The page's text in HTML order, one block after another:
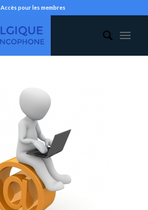
Accès pour les membres